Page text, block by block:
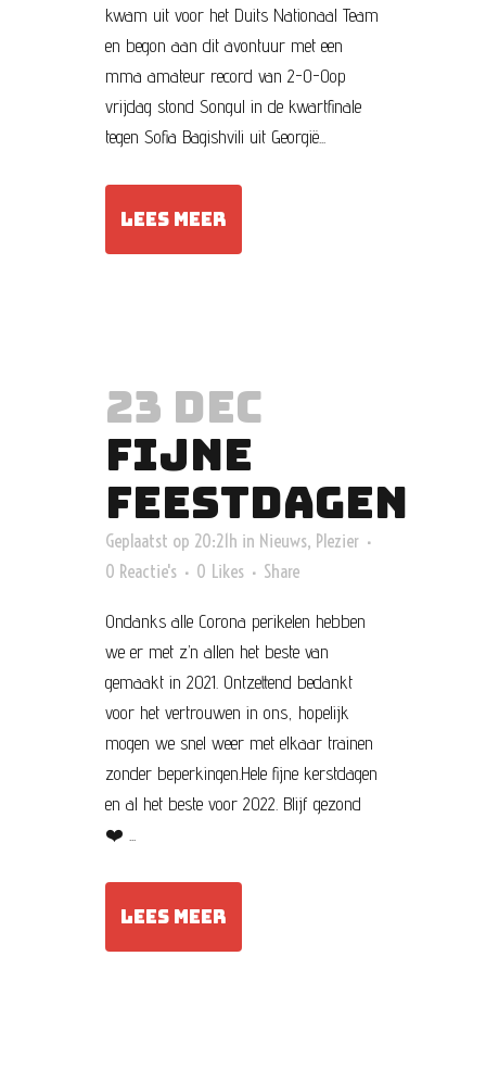
kwam uit voor het Duits Nationaal Team
en begon aan dit avontuur met een
mma amateur record van 2-0-0op
vrijdag stond Songul in de kwartfinale
tegen Sofia Bagishvili uit Georgië...
LEES MEER
23 DEC
FIJNE
FEESTDAGEN
Geplaatst op 20:21h in Nieuws, Plezier
0 Reactie's
0 Likes Share
Ondanks alle Corona perikelen hebben
we er met z’n allen het beste van
gemaakt in 2021. Ontzettend bedankt
voor het vertrouwen in ons, hopelijk
mogen we snel weer met elkaar trainen
zonder beperkingen.Hele fijne kerstdagen
en al het beste voor 2022. Blijf gezond
❤️ ...
LEES MEER